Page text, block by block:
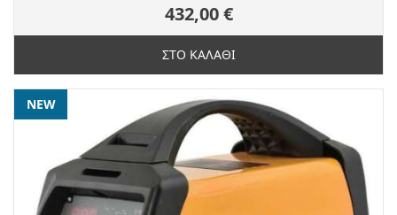
432,00 €
ΣΤΟ ΚΑΛΑΘΙ
NEW